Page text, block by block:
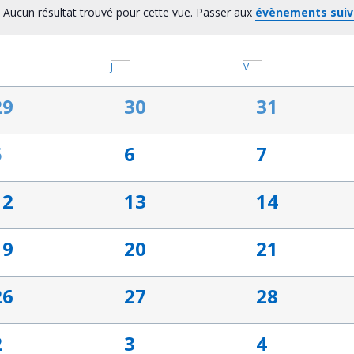
Notice
Aucun résultat trouvé pour cette vue. Passer aux évènements
J V
0
évènement,
30
0
31
0
évènement,
6
0
7
0
évènement,
13
0
14
0
évènement,
20
0
21
0
évènement,
27
0
28
0
3
0
4